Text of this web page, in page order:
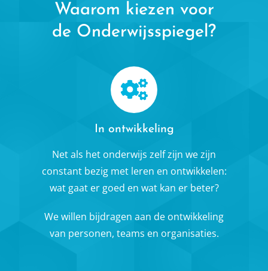
Waarom kiezen voor
de Onderwijsspiegel?
In ontwikkeling
Net als het onderwijs zelf zijn we zijn
constant bezig met leren en ontwikkelen:
wat gaat er goed en wat kan er beter?
We willen bijdragen aan de ontwikkeling
van personen, teams en organisaties.